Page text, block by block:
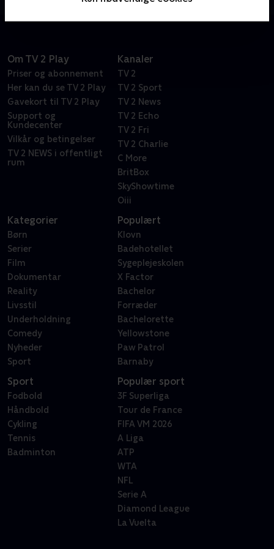
Om TV 2 Play
Priser og abonnement
Her kan du se TV 2 Play
Gavekort til TV 2 Play
Support og
Kundecenter
Vilkår og betingelser
TV 2 NEWS i offentligt
rum
Kanaler
TV 2
TV 2 Sport
TV 2 News
TV 2 Echo
TV 2 Fri
TV 2 Charlie
C More
BritBox
SkyShowtime
Oiii
Kategorier
Børn
Serier
Film
Dokumentar
Reality
Livsstil
Underholdning
Comedy
Nyheder
Sport
Populært
Klovn
Badehotellet
Sygeplejeskolen
X Factor
Bachelor
Forræder
Bachelorette
Yellowstone
Paw Patrol
Barnaby
Sport
Fodbold
Håndbold
Cykling
Tennis
Badminton
Populær sport
3F Superliga
Tour de France
FIFA VM 2026
A Liga
ATP
WTA
NFL
Serie A
Diamond League
La Vuelta